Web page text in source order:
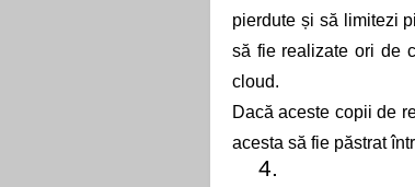
pierdute și să limitezi
să fie realizate ori de
cloud.
Dacă aceste copii de
acesta să fie păstrat